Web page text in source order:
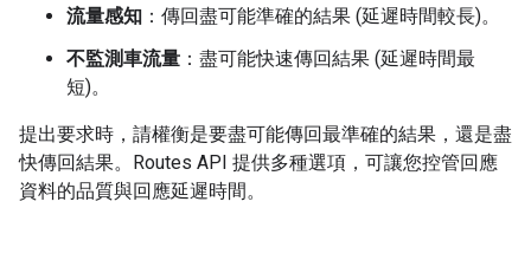
流量感知 ：傳回盡可能準確的結果 (延遲時間較長)。
不監測車流量 ：盡可能快速傳回結果 (延遲時間最
短)。
提出要求時，請權衡是要盡可能傳回最準確的結果，還是盡
快傳回結果。Routes API 提供多種選項，可讓您控管回應
資料的品質與回應延遲時間。